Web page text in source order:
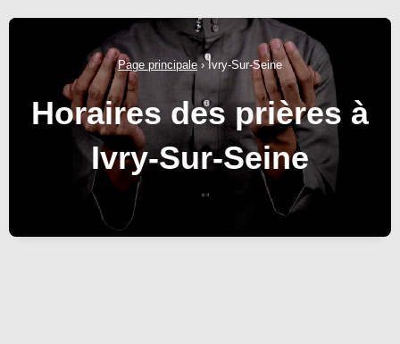
Page principale›Ivry-Sur-Seine
Horaires des prières à
Ivry-Sur-Seine